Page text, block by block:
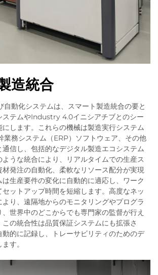
造統合
自動化システムは、スマート製造統合の要と
ステムやIndustry 4.0イニシアチブとのシー
します。これらの機械は製造実行システム
業務システム（ERP）ソフトウェア、その他
信し、包括的なデジタル製造エコシステム
うな統合により、リアルタイムでの生産ス
発注の自動化、柔軟なリソース配分が実現
は生産要件の変化に自動的に適応し、ワーク
ットアップ時間を短縮します。高度なネッ
より、遠隔地からのモニタリングやプログラ
世界中のどこからでも専門家の監督が行え
の統合性は品質保証システムにも拡張さ
的に記録し、トレーサビリティのためのデ
す。